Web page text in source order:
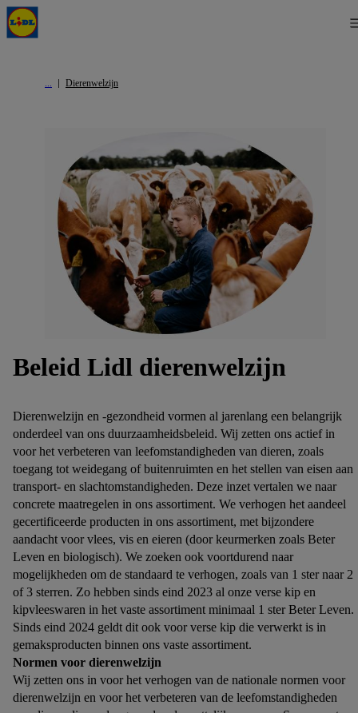
Dierenwelzijn
Beleid Lidl dierenwelzijn
Dierenwelzijn en -gezondheid vormen al jarenlang een belangrijk
onderdeel van ons duurzaamheidsbeleid. Wij zetten ons actief in
voor het verbeteren van leefomstandigheden van dieren, zoals
toegang tot weidegang of buitenruimten en het stellen van eisen aan
transport- en slachtomstandigheden. Deze inzet vertalen we naar
concrete maatregelen in ons assortiment. We verhogen het aandeel
gecertificeerde producten in ons assortiment, met bijzondere
aandacht voor vlees, vis en eieren (door keurmerken zoals Beter
Leven en biologisch). We zoeken ook voortdurend naar
mogelijkheden om de standaard te verhogen, zoals van 1 ster naar 2
of 3 sterren. Zo hebben sinds eind 2023 al onze verse kip en
kipvleeswaren in het vaste assortiment minimaal 1 ster Beter Leven.
Sinds eind 2024 geldt dit ook voor verse kip die verwerkt is in
gemaksproducten binnen ons vaste assortiment.
Normen voor dierenwelzijn
Wij zetten ons in voor het verhogen van de nationale normen voor
dierenwelzijn en voor het verbeteren van de leefomstandigheden